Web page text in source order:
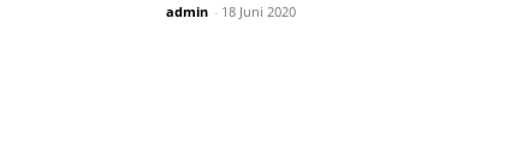
admin - 18 Juni 2020